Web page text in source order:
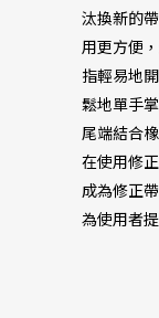
汰換新的
用更方便
指輕易地
鬆地單手
尾端結合
在使用修
成為修正
為使用者